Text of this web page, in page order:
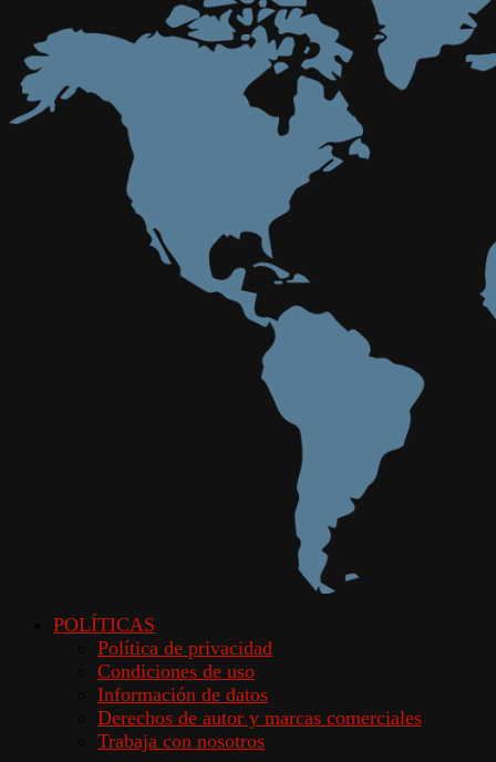
POLÍTICAS
Política de privacidad
Condiciones de uso
Información de datos
Derechos de autor y marcas comerciales
Trabaja con nosotros